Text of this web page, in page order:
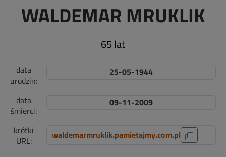
WALDEMAR MRUKLIK
65 lat
data
urodzin:
25-05-1944
data
śmierci:
09-11-2009
krótki
URL:
waldemarmruklik.pamietajmy.com.pl